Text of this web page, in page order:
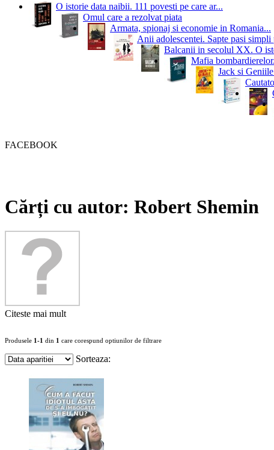
O istorie data naibii. 111 povesti pe care ar...
Omul care a rezolvat piata
Armata, spionaj si economie in Romania...
Anii adolescentei. Sapte pasi simpli
Balcanii in secolul XX. O
Mafia
Jack si
FACEBOOK
Cărți cu autor: Robert Shemin
Citeste mai mult
Produsele 1-1 din 1 care corespund optiunilor de filtrare
Sorteaza: